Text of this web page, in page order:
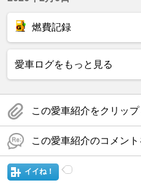
燃費記録
愛車ログをもっと見る
この愛車紹介をクリッ
この愛車紹介のコメント
イイね！